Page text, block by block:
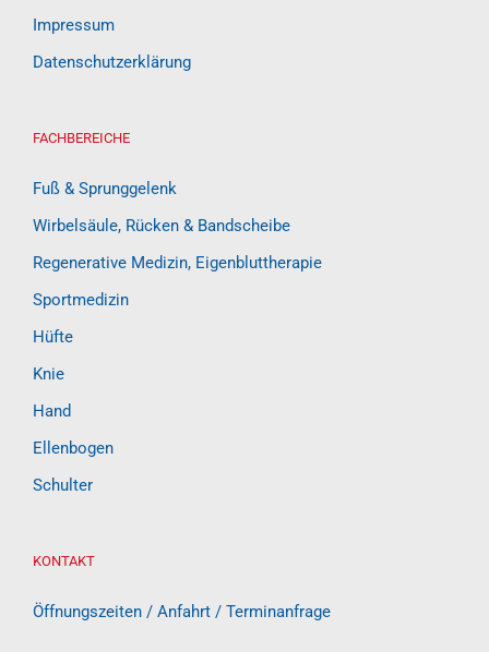
Impressum
Datenschutzerklärung
FACHBEREICHE
Fuß & Sprunggelenk
Wirbelsäule, Rücken & Bandscheibe
Regenerative Medizin, Eigenbluttherapie
Sportmedizin
Hüfte
Knie
Hand
Ellenbogen
Schulter
KONTAKT
Öffnungszeiten / Anfahrt / Terminanfrage